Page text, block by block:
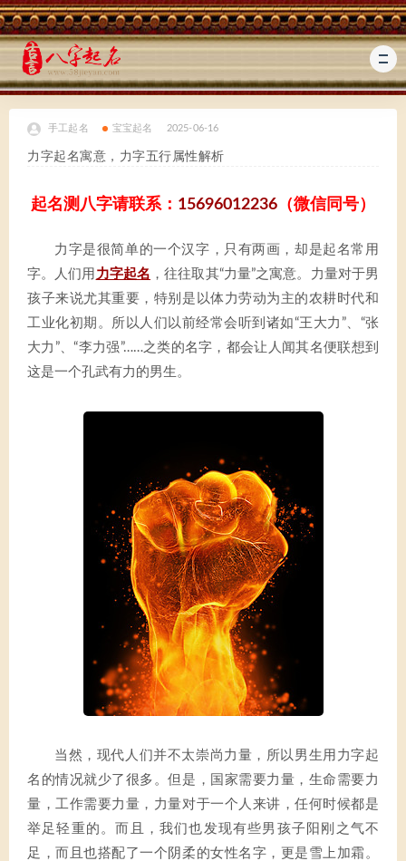
手工起名 宝宝起名 2025-06-16
力字起名寓意，力字五行属性解析
起名测八字请联系： 15696012236 （微信同号）
力字是很简单的一个汉字，只有两画，却是起名常用
字。人们用 力字起名 ，往往取其“力量”之寓意。力量对于男
孩子来说尤其重要，特别是以体力劳动为主的农耕时代和
工业化初期。所以人们以前经常会听到诸如“王大力”、“张
大力”、“李力强”……之类的名字，都会让人闻其名便联想到
这是一个孔武有力的男生。
当然，现代人们并不太崇尚力量，所以男生用力字起
名的情况就少了很多。但是，国家需要力量，生命需要力
量，工作需要力量，力量对于一个人来讲，任何时候都是
举足轻重的。而且，我们也发现有些男孩子阳刚之气不
足，而且也搭配了一个阴柔的女性名字，更是雪上加霜。